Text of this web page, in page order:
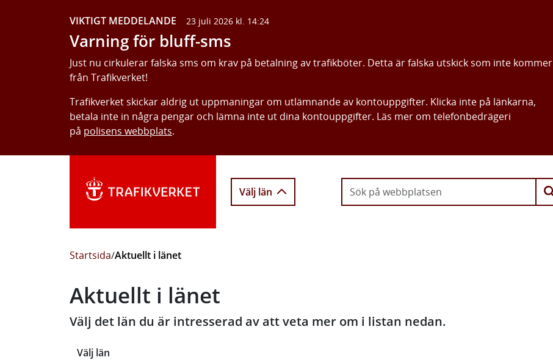
VIKTIGT MEDDELANDE 23 juli 2026 kl. 14:24
Varning för bluff-sms
Just nu cirkulerar falska sms om krav på betalning av trafikböter. Detta är falska utskick som inte kommer
från Trafikverket!
Trafikverket skickar aldrig ut uppmaningar om utlämnande av kontouppgifter. Klicka inte på länkarna,
betala inte in några pengar och lämna inte ut dina kontouppgifter. Läs mer om telefonbedrägeri
på polisens webbplats.
Välj län
Startsida/Aktuellt i länet
Aktuellt i länet
Välj det län du är intresserad av att veta mer om i listan nedan.
Välj län